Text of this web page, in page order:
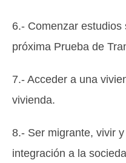
6.- Comenzar
próxima Prueba de
7.- Acceder a una
vivienda.
8.- Ser migrante, vivir
integración a la